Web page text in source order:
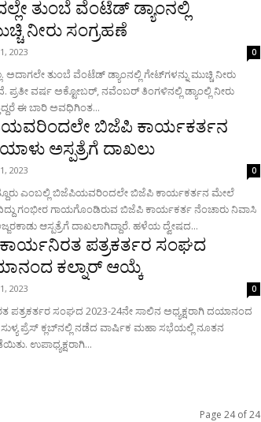
ತುಂಬೆ ವೆಂಟೆಡ್ ಡ್ಯಾಂನಲ್ಲಿ
ನೀರು ಸಂಗ್ರಹಣೆ
2023 0
ತುಂಬೆ ವೆಂಟೆಡ್ ಡ್ಯಾಂನಲ್ಲಿ ಗೇಟ್‍ಗಳನ್ನು ಮುಚ್ಚಿ ನೀರು
ವರ್ಷ ಅಕ್ಟೋಬರ್, ನವೆಂಬರ್ ತಿಂಗಳಿನಲ್ಲಿ ಡ್ಯಾಂಲ್ಲಿ ನೀರು
ಈ ಬಾರಿ ಅವಧಿಗಿಂತ...
ಬಿಜೆಪಿ ಕಾರ್ಯಕರ್ತನ
ಅಸ್ಪತ್ರೆಗೆ ದಾಖಲು
2023 0
ಎಂಬಲ್ಲಿ ಬಿಜೆಪಿಯವರಿಂದಲೇ ಬಿಜೆಪಿ ಕಾರ್ಯಕರ್ತನ ಮೇಲೆ
ಗಂಭೀರ ಗಾಯಗೊಂಡಿರುವ ಬಿಜೆಪಿ ಕಾರ್ಯಕರ್ತ ನೆಂಚಾರು ನಿವಾಸಿ
ಪ್ರಭಾಕರ ಪೂಜಾರಿ (51) ಅಜ್ಜರಕಾಡು ಆಸ್ಪತ್ರೆಗೆ ದಾಖಲಾಗಿದ್ದಾರೆ. ಹಳೆಯ ದ್ವೇಷದ...
ಕಾರ್ಯನಿರತ ಪತ್ರಕರ್ತರ ಸಂಘದ
ಕಲ್ನಾರ್ ಆಯ್ಕೆ
2023 0
ಪತ್ರಕರ್ತರ ಸಂಘದ 2023-24ನೇ ಸಾಲಿನ ಅಧ್ಯಕ್ಷರಾಗಿ ದಯಾನಂದ
ಪ್ರೆಸ್ ಕ್ಲಬ್‌ನಲ್ಲಿ ನಡೆದ ವಾರ್ಷಿಕ ಮಹಾ ಸಭೆಯಲ್ಲಿ ನೂತನ
ಉಪಾಧ್ಯಕ್ಷರಾಗಿ...
Page 24 of 24